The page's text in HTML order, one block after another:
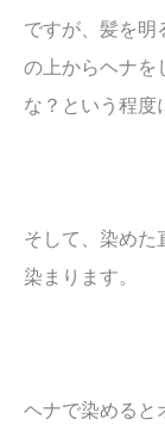
ですが、髪を明
の上からヘナを
な？という程度
そして、染めた
染まります。
ヘナで染めると